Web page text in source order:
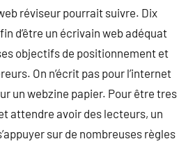
réviseur pourrait suivre. Dix
d’être un écrivain web adéquat
objectifs de positionnement et
On n’écrit pas pour l’internet
un webzine papier. Pour être tres
attendre avoir des lecteurs, un
sur de nombreuses règles